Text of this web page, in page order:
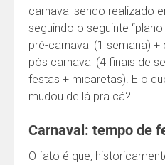
carnaval sendo realizado
seguindo o seguinte
pré-carnaval (1 semana)
pós carnaval (4 finais de
festas + micaretas). E o
mudou de lá pra cá?
Carnaval: tempo de
O fato é que,